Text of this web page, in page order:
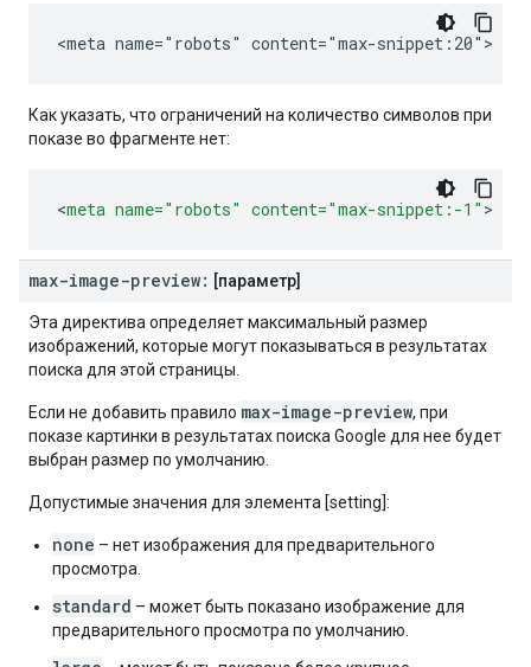
<meta name="robots" content="max-snippet:20">
Как указать, что ограничений на количество символов при
показе во фрагменте нет:
<meta name="robots" content="max-snippet:-1" >
max-image-preview: [параметр]
Эта директива определяет максимальный размер
изображений, которые могут показываться в результатах
поиска для этой страницы.
Если не добавить правило max-image-preview, при
показе картинки в результатах поиска Google для нее будет
выбран размер по умолчанию.
Допустимые значения для элемента [setting]:
none – нет изображения для предварительного
просмотра.
standard – может быть показано изображение для
предварительного просмотра по умолчанию.